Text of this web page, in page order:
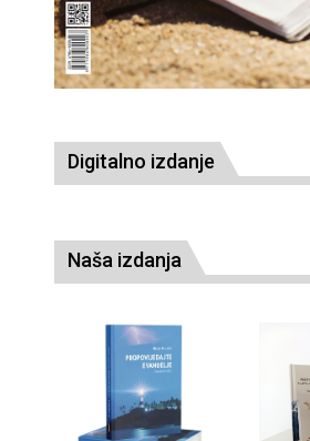
Digitalno izdanje
Naša izdanja